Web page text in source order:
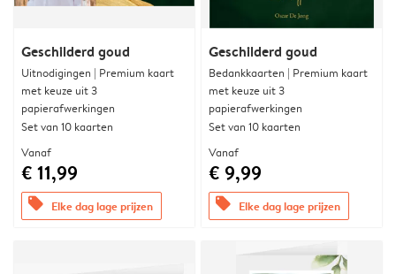
Geschilderd goud
Uitnodigingen | Premium kaart
met keuze uit 3
papierafwerkingen
Set van 10 kaarten
Vanaf
€ 11,99
offers Elke dag lage prijzen
Geschilderd goud
Bedankkaarten | Premium kaart
met keuze uit 3
papierafwerkingen
Set van 10 kaarten
Vanaf
€ 9,99
offers Elke dag lage prijzen